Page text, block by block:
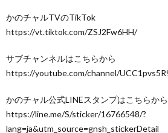
かのチャルTVのTikTok
https://vt.tiktok.com/ZSJ2Fw6HH/
サブチャンネルはこちらから
https://youtube.com/channel/
かのチャル公式LINEスタンプはこちらから
https://line.me/S/sticker/16766548/?
lang=ja&utm_source=gnsh_stickerDetail